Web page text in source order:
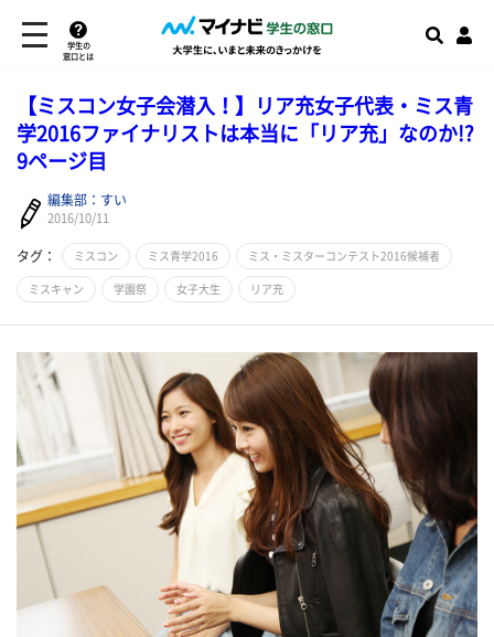
学生の
窓口とは
【ミスコン女子会潜入！】リア充女子代表・ミス青
学2016ファイナリストは本当に「リア充」なのか!?
9ページ目
編集部：すい
2016/10/11
タグ： ミスコン ミス青学2016 ミス・ミスターコンテスト2016候補者
ミスキャン 学園祭 女子大生 リア充